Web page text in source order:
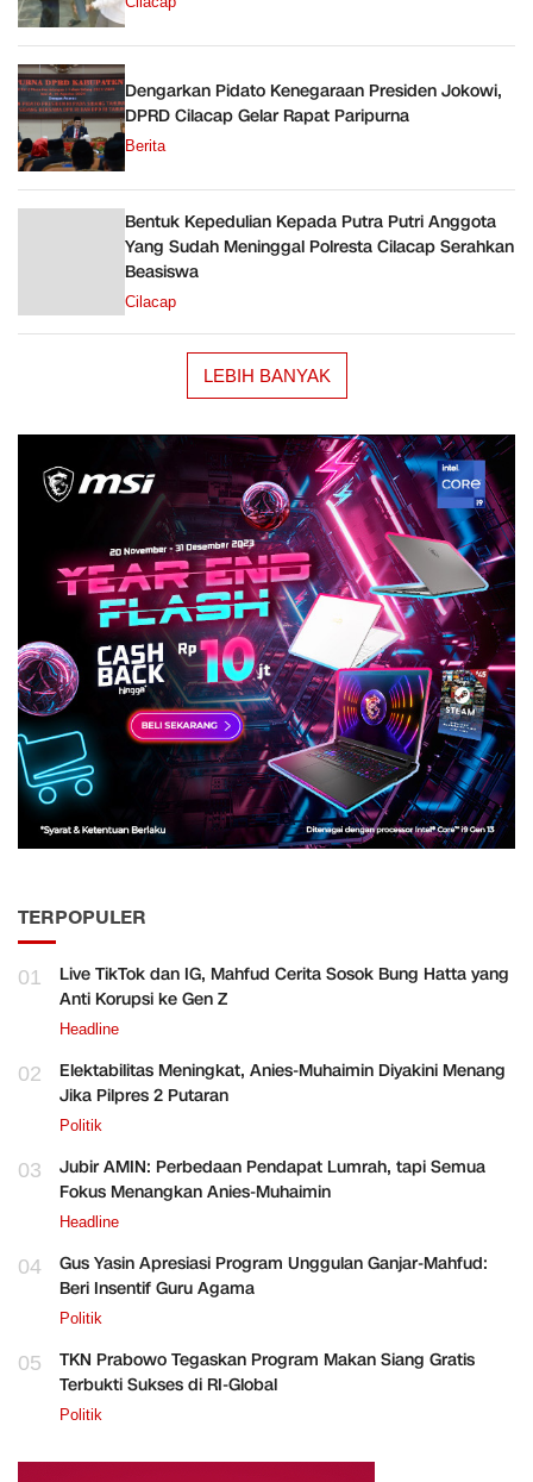
Dengarkan Pidato Kenegaraan Presiden Jokowi,
DPRD Cilacap Gelar Rapat Paripurna
Berita
Bentuk Kepedulian Kepada Putra Putri Anggota
Yang Sudah Meninggal Polresta Cilacap Serahkan
Beasiswa
Cilacap
LEBIH BANYAK
TERPOPULER
01
Live TikTok dan IG, Mahfud Cerita Sosok Bung Hatta yang
Anti Korupsi ke Gen Z
Headline
02
Elektabilitas Meningkat, Anies-Muhaimin Diyakini Menang
Jika Pilpres 2 Putaran
Politik
03
Jubir AMIN: Perbedaan Pendapat Lumrah, tapi Semua
Fokus Menangkan Anies-Muhaimin
Headline
04
Gus Yasin Apresiasi Program Unggulan Ganjar-Mahfud:
Beri Insentif Guru Agama
Politik
05
TKN Prabowo Tegaskan Program Makan Siang Gratis
Terbukti Sukses di RI-Global
Politik